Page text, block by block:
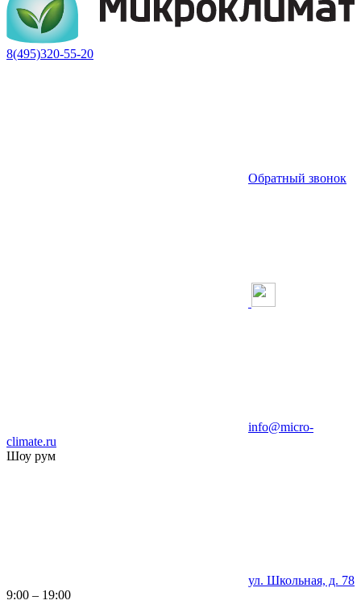
8(495)320-55-20
Обратный звонок
info@micro-
climate.ru
Шоу рум
ул. Школьная, д. 78
9:00 – 19:00